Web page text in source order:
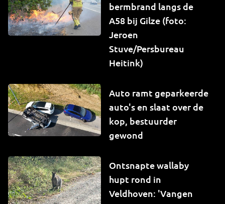
bermbrand langs de
A58 bij Gilze (foto:
Jeroen
Stuve/Persbureau
Heitink)
Auto ramt geparkeerde
auto's en slaat over de
kop, bestuurder
gewond
Ontsnapte wallaby
hupt rond in
Veldhoven: 'Vangen